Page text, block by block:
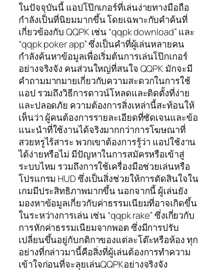
ในปัจจุบันนี้ แอปโป๊กเกอร์ที่เล่นง่ายทางมือถือ
กำลังเป็นที่นิยมมากขึ้น โดยเฉพาะกับคำค้นที่
เกี่ยวข้องกับ QQPK เช่น “qqpk download” และ
“qqpk poker app” ซึ่งเป็นคำที่ผู้เล่นหลายคน
กำลังค้นหาข้อมูลเพื่อเริ่มต้นการเล่นโป๊กเกอร์
อย่างจริงจัง คนส่วนใหญ่ที่สนใจ QQPK มักจะมี
คำถามมากมายเกี่ยวกับความสะดวกในการใช้
แอป รวมถึงวิธีการดาวน์โหลดและติดตั้งที่ง่าย
และปลอดภัย ความต้องการสิ่งเหล่านี้สะท้อนให้
เห็นว่า ผู้คนต้องการรายละเอียดที่ชัดเจนและข้อ
แนะนำที่ใช้งานได้จริงมากกว่าการโฆษณาที่
สวยหรูไร้สาระ พวกเขาต้องการรู้ว่า แอปใช้งาน
ได้ง่ายหรือไม่ มีปัญหาในการสมัครหรือเข้าสู่
ระบบไหม รวมถึงการใช้เครื่องมือช่วยเล่นหรือ
โปรแกรม HUD ซึ่งเป็นสิ่งช่วยให้การตัดสินใจใน
เกมมีประสิทธิภาพมากขึ้น นอกจากนี้ ผู้เล่นยัง
มองหาข้อมูลเกี่ยวกับค่าธรรมเนียมที่อาจเกิดขึ้น
ในระหว่างการเล่น เช่น “qqpk rake” ซึ่งเกี่ยวกับ
การหักค่าธรรมเนียมจากพอต ซึ่งมีการปรับ
เปลี่ยนขึ้นอยู่กับกติกาของแต่ละโต๊ะหรือห้อง ทุก
อย่างที่กล่าวมานี้คือสิ่งที่ผู้เล่นต้องการทำความ
เข้าใจก่อนที่จะลุยเล่นQQPKอย่างจริงจัง